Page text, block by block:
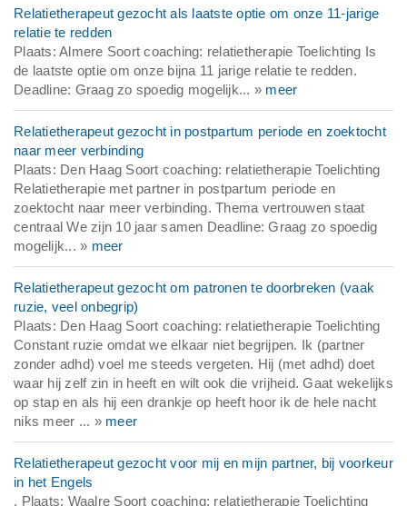
Relatietherapeut gezocht als laatste optie om onze 11-jarige
relatie te redden
Plaats: Almere Soort coaching: relatietherapie Toelichting Is
de laatste optie om onze bijna 11 jarige relatie te redden.
Deadline: Graag zo spoedig mogelijk... » meer
Relatietherapeut gezocht in postpartum periode en zoektocht
naar meer verbinding
Plaats: Den Haag Soort coaching: relatietherapie Toelichting
Relatietherapie met partner in postpartum periode en
zoektocht naar meer verbinding. Thema vertrouwen staat
centraal We zijn 10 jaar samen Deadline: Graag zo spoedig
mogelijk... » meer
Relatietherapeut gezocht om patronen te doorbreken (vaak
ruzie, veel onbegrip)
Plaats: Den Haag Soort coaching: relatietherapie Toelichting
Constant ruzie omdat we elkaar niet begrijpen. Ik (partner
zonder adhd) voel me steeds vergeten. Hij (met adhd) doet
waar hij zelf zin in heeft en wilt ook die vrijheid. Gaat wekelijks
op stap en als hij een drankje op heeft hoor ik de hele nacht
niks meer ... » meer
Relatietherapeut gezocht voor mij en mijn partner, bij voorkeur
in het Engels
. Plaats: Waalre Soort coaching: relatietherapie Toelichting